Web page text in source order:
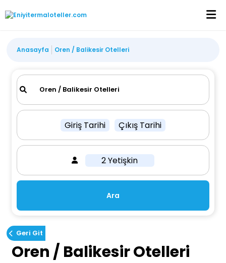
Anasayfa Oren / Balikesir Otelleri
Giriş Tarihi Çıkış Tarihi
2 Yetişkin
Ara
Geri Git
Oren / Balikesir Otelleri